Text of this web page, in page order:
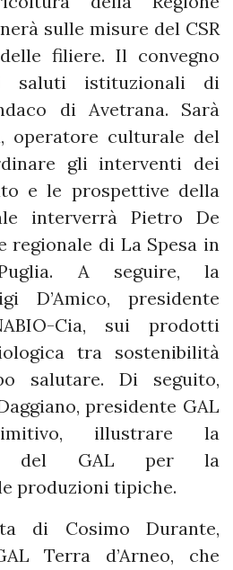
sulle misure del CSR
filiere. Il convegno
saluti istituzionali di
di Avetrana. Sarà
operatore culturale del
gli interventi dei
e le prospettive della
interverrà Pietro De
regionale di La Spesa in
Puglia. A seguire, la
D’Amico, presidente
Cia, sui prodotti
tra sostenibilità
salutare. Di seguito,
presidente GAL
illustrare la
del GAL per la
produzioni tipiche.
di Cosimo Durante,
Terra d’Arneo, che